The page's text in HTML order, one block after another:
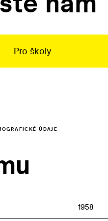
Pro školy
ÚDAJE
1958